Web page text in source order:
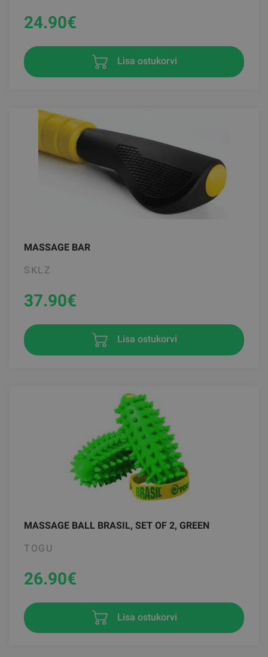
24.90€
Lisa ostukorvi
MASSAGE BAR
SKLZ
37.90€
Lisa ostukorvi
MASSAGE BALL BRASIL, SET OF 2, GREEN
TOGU
26.90€
Lisa ostukorvi